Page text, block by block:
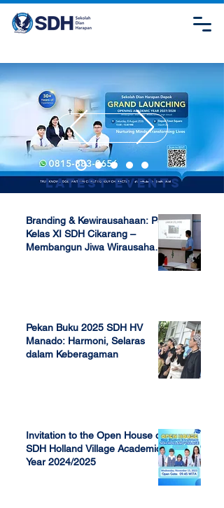
Latest Events
Branding & Kewirausahaan: P5
Kelas XI SDH Cikarang –
Membangun Jiwa Wirausaha
Pekan Buku 2025 SDH HV
Manado: Harmoni, Selaras
dalam Keberagaman
Invitation to the Open House of
SDH Holland Village Academic
Year 2024/2025